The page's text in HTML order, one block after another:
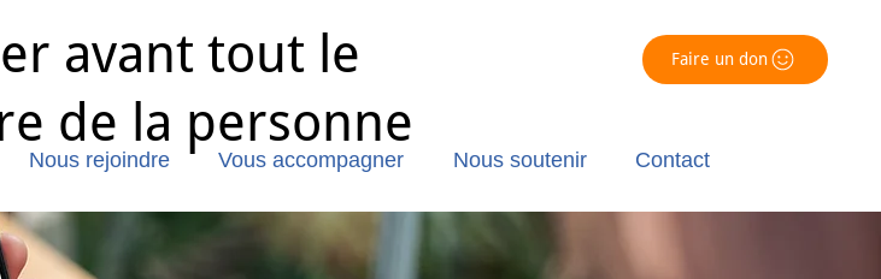
Nous rejoindre Vous accompagner Nous soutenir Contact
avant tout le
de la personne
Faire un don